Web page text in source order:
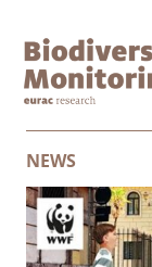
NEWS